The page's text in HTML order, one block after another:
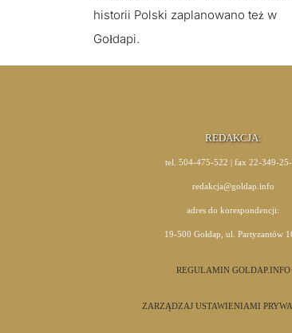
historii Polski zaplanowano też w
Gołdapi.
REDAKCJA:
tel. 504-475-522 | fax 22-349-
redakcja@goldap.info
adres do korespondencji:
19-500 Gołdap, ul. Partyzantów
REGULAMIN GOLDAP.INFO
ZARZĄDZAJ USTAWIENIAMI